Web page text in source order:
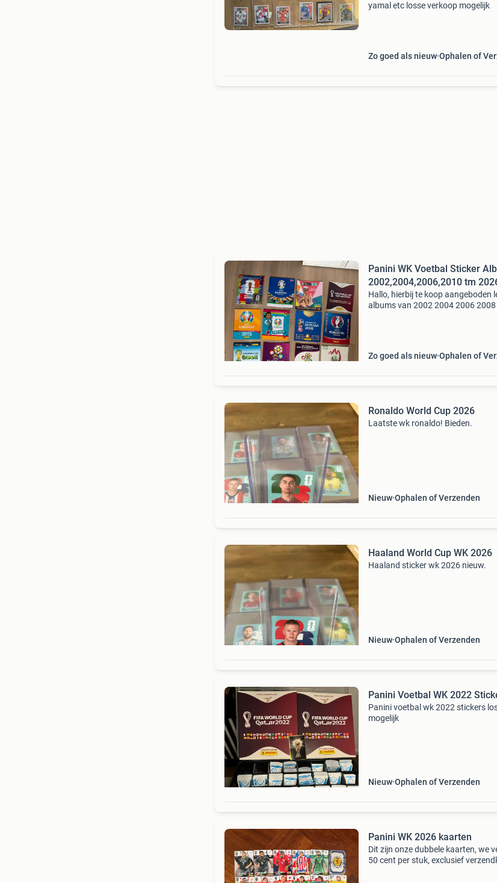
yamal etc losse verkoop mogelijk
Zo goed als nieuw Ophalen of
Panini WK Voetbal Sticker
2002,2004,2006,2010 tm
Hallo, hierbij te koop aangeboden
albums van 2002 2004 2006 2008
Zo goed als nieuw Ophalen of
Ronaldo World Cup 2026
Laatste wk ronaldo! Bieden.
Nieuw Ophalen of Verzenden
Haaland World Cup WK 2026
Haaland sticker wk 2026 nieuw.
Nieuw Ophalen of Verzenden
Panini Voetbal WK 2022
Panini voetbal wk 2022 stickers
mogelijk
Nieuw Ophalen of Verzenden
Panini WK 2026 kaarten
Dit zijn onze dubbele kaarten, we
50 cent per stuk, exclusief